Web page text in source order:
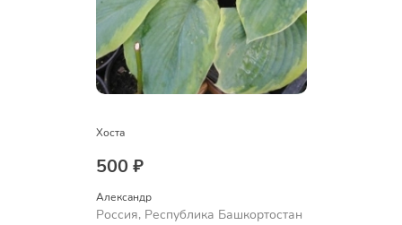
Хоста
500 ₽
Александр
Россия, Республика Башкортостан